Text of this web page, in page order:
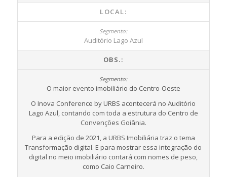
LOCAL:
Auditório Lago Azul
OBS.:
O maior evento imobiliário do Centro-Oeste
O Inova Conference by URBS acontecerá no Auditório
Lago Azul, contando com toda a estrutura do Centro de
Convenções Goiânia.
Para a edição de 2021, a URBS Imobiliária traz o tema
Transformação digital. E para mostrar essa integração do
digital no meio imobiliário contará com nomes de peso,
como Caio Carneiro.